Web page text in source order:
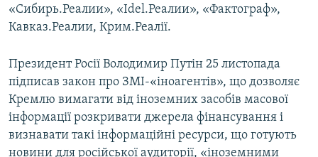
«Сибирь.Реалии», «Idel.Реалии», «Фактограф»,
Кавказ.Реалии, Крим.Реалії.
Президент Росії Володимир Путін 25 листопада
підписав закон про ЗМІ-«іноагентів», що дозволяє
Кремлю вимагати від іноземних засобів масової
інформації розкривати джерела фінансування і
визнавати такі інформаційні ресурси, що готують
новини для російської аудиторії, «іноземними